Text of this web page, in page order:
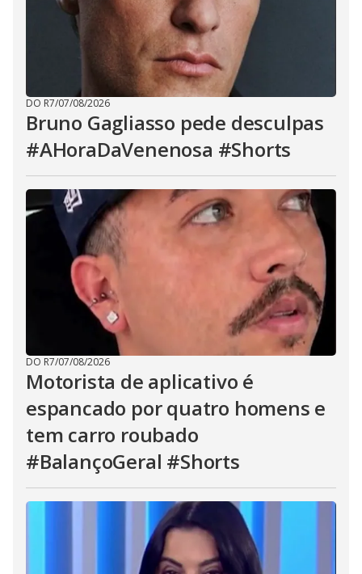
DO R7/07/08/2026
Bruno Gagliasso pede desculpas
#AHoraDaVenenosa #Shorts
DO R7/07/08/2026
Motorista de aplicativo é
espancado por quatro homens e
tem carro roubado
#BalançoGeral #Shorts